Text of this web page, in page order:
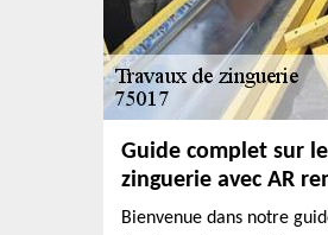
Guide complet sur
zinguerie avec AR
Bienvenue dans notre